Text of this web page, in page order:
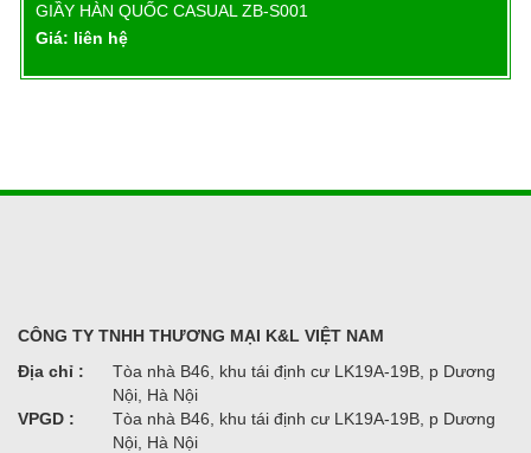
Chi tiết
GIẦY HÀN QUỐC CASUAL ZB-S001
Giá: liên hệ
CÔNG TY TNHH THƯƠNG MẠI K&L VIỆT NAM
Địa chỉ :
Tòa nhà B46, khu tái định cư LK19A-19B, p Dương
Nội, Hà Nội
VPGD :
Tòa nhà B46, khu tái định cư LK19A-19B, p Dương
Nội, Hà Nội